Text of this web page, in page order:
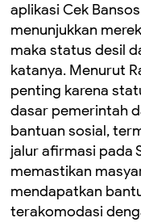
aplikasi Cek
menunjukkan
maka status desil
katanya. Menurut
penting karena
dasar pemerintah
bantuan sosial,
jalur afirmasi pada
memastikan
mendapatkan
terakomodasi